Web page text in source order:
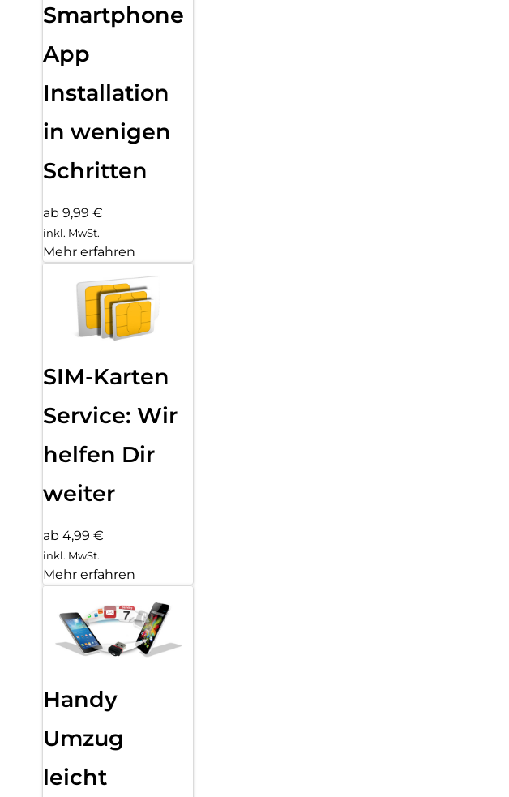
Smartphone
App
Installation
in wenigen
Schritten
ab 9,99 €
inkl. MwSt.
Mehr erfahren
SIM-Karten
Service: Wir
helfen Dir
weiter
ab 4,99 €
inkl. MwSt.
Mehr erfahren
Handy
Umzug
leicht